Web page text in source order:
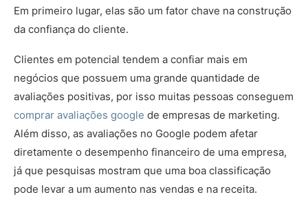
Em primeiro lugar, elas são um fator chave na construção
da confiança do cliente.
Clientes em potencial tendem a confiar mais em
negócios que possuem uma grande quantidade de
avaliações positivas, por isso muitas pessoas conseguem
comprar avaliações google de empresas de marketing.
Além disso, as avaliações no Google podem afetar
diretamente o desempenho financeiro de uma empresa,
já que pesquisas mostram que uma boa classificação
pode levar a um aumento nas vendas e na receita.